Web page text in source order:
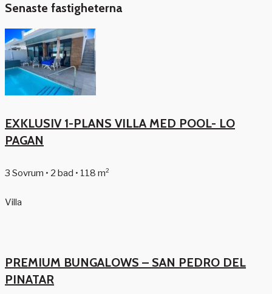
Senaste fastigheterna
EXKLUSIV 1-PLANS VILLA MED POOL- LO
PAGAN
3 Sovrum • 2 bad • 118 m²
Villa
PREMIUM BUNGALOWS – SAN PEDRO DEL
PINATAR